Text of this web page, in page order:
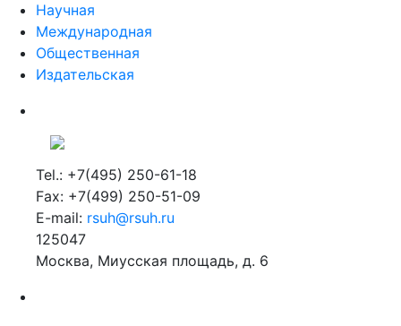
Научная
Международная
Общественная
Издательская
Tel.: +7(495) 250-61-18
Fax: +7(499) 250-51-09
E-mail: rsuh@rsuh.ru
125047
Москва, Миусская площадь, д. 6